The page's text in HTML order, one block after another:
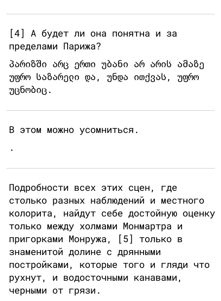
[4] А будет ли она понятна и за
пределами Парижа?
პარიზში არც ერთი უბანი არ არის ამაზე
უფრო საზარელი და, უნდა ითქვას, უფრო
უცნობიც.
В этом можно усомниться.
.
Подробности всех этих сцен, где
столько разных наблюдений и местного
колорита, найдут себе достойную оценку
только между холмами Монмартра и
пригорками Монружа, [5] только в
знаменитой долине с дрянными
постройками, которые того и гляди что
рухнут, и водосточными канавами,
черными от грязи.